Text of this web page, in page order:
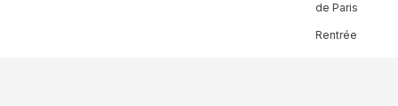
de Paris
Rentrée